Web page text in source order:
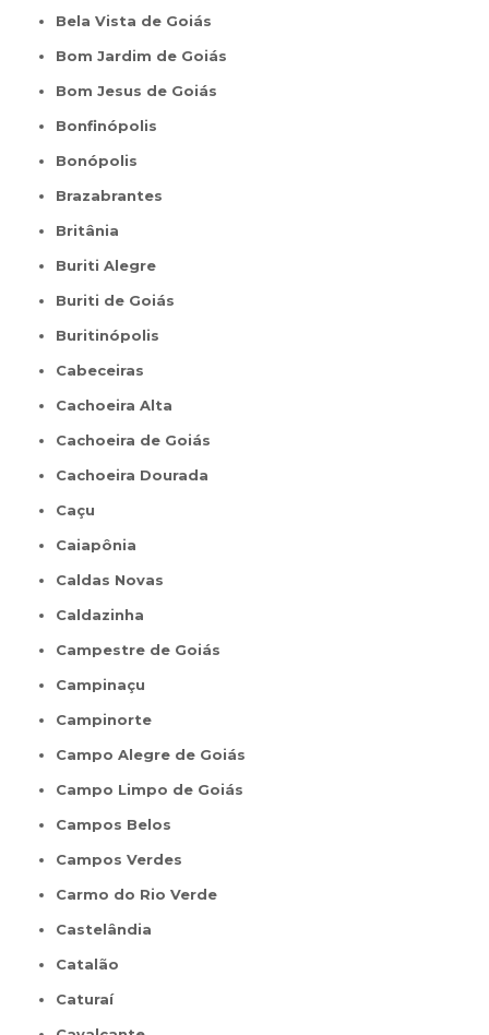
Bela Vista de Goiás
Bom Jardim de Goiás
Bom Jesus de Goiás
Bonfinópolis
Bonópolis
Brazabrantes
Britânia
Buriti Alegre
Buriti de Goiás
Buritinópolis
Cabeceiras
Cachoeira Alta
Cachoeira de Goiás
Cachoeira Dourada
Caçu
Caiapônia
Caldas Novas
Caldazinha
Campestre de Goiás
Campinaçu
Campinorte
Campo Alegre de Goiás
Campo Limpo de Goiás
Campos Belos
Campos Verdes
Carmo do Rio Verde
Castelândia
Catalão
Caturaí